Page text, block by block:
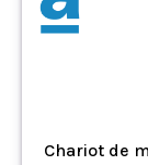
Chariot de